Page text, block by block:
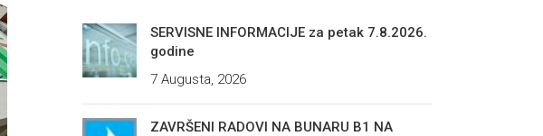
SERVISNE INFORMACIJE za petak 7.8.2026.
godine
7 Augusta, 2026
ZAVRŠENI RADOVI NA BUNARU B1 NA